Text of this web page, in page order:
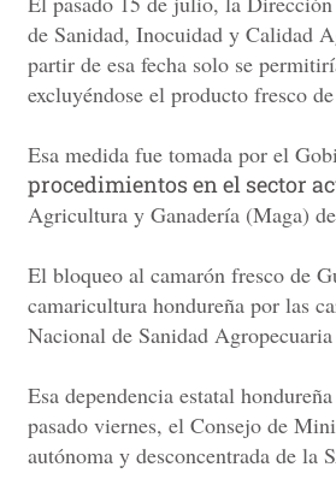
de Sanidad, Inocuidad y Calidad
partir de esa fecha solo se
excluyéndose el producto fresco
Esa medida fue tomada por el
procedimientos en el sector
Agricultura y Ganadería (Maga)
El bloqueo al camarón fresco de
camaricultura hondureña por las
Nacional de Sanidad Agropecuaria
Esa dependencia estatal
pasado viernes, el Consejo de
autónoma y desconcentrada de la